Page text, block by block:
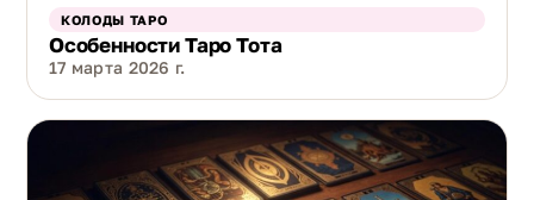
КОЛОДЫ ТАРО
Особенности Таро Тота
17 марта 2026 г.